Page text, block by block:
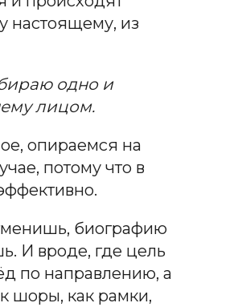
настоящему, из
одно и
лицом.
опираемся на
потому что в
биографию
И вроде, где цель
по направлению, а
шоры, как рамки,